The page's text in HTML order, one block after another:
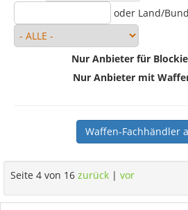
oder Land/
Nur Anbieter für
Nur Anbieter mit
Waffen-Fachhändler
Seite 4 von 16 zurück | vor